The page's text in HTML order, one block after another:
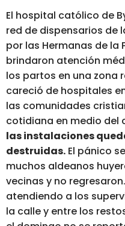
El hospital católico de
red de dispensarios de
por las Hermanas de la
brindaron atención
los partos en una zona
careció de hospitales
las comunidades
cotidiana en medio del
las instalaciones
destruidas. El pánico
muchos aldeanos
vecinas y no
atendiendo a los
la calle y entre los